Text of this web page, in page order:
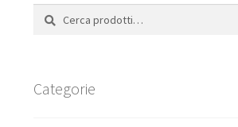
Cerca:
Cerca
Categorie